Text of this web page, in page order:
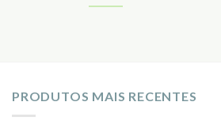
PRODUTOS MAIS RECENTES